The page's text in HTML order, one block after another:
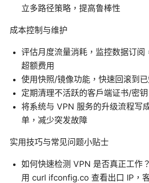
立多路径策略，提高鲁棒性
成本控制与维护
评估月度流量消耗，监控数据订阅
超额费用
使用快照/镜像功能，快速回滚到
定期清理不活跃的客户端证书/密钥
将系统与 VPN 服务的升级流程写
单，减少突发故障
实用技巧与常见问题小贴士
如何快速检测 VPN 是否真正工作
用 curl ifconfig.co 查看出口 IP，